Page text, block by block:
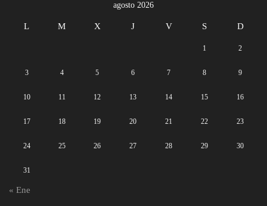
agosto 2026
L M X J V S D
1 2
3 4 5 6 7 8 9
10 11 12 13 14 15 16
17 18 19 20 21 22 23
24 25 26 27 28 29 30
31
« Ene